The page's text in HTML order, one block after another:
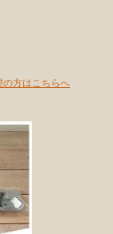
方はこちらへ